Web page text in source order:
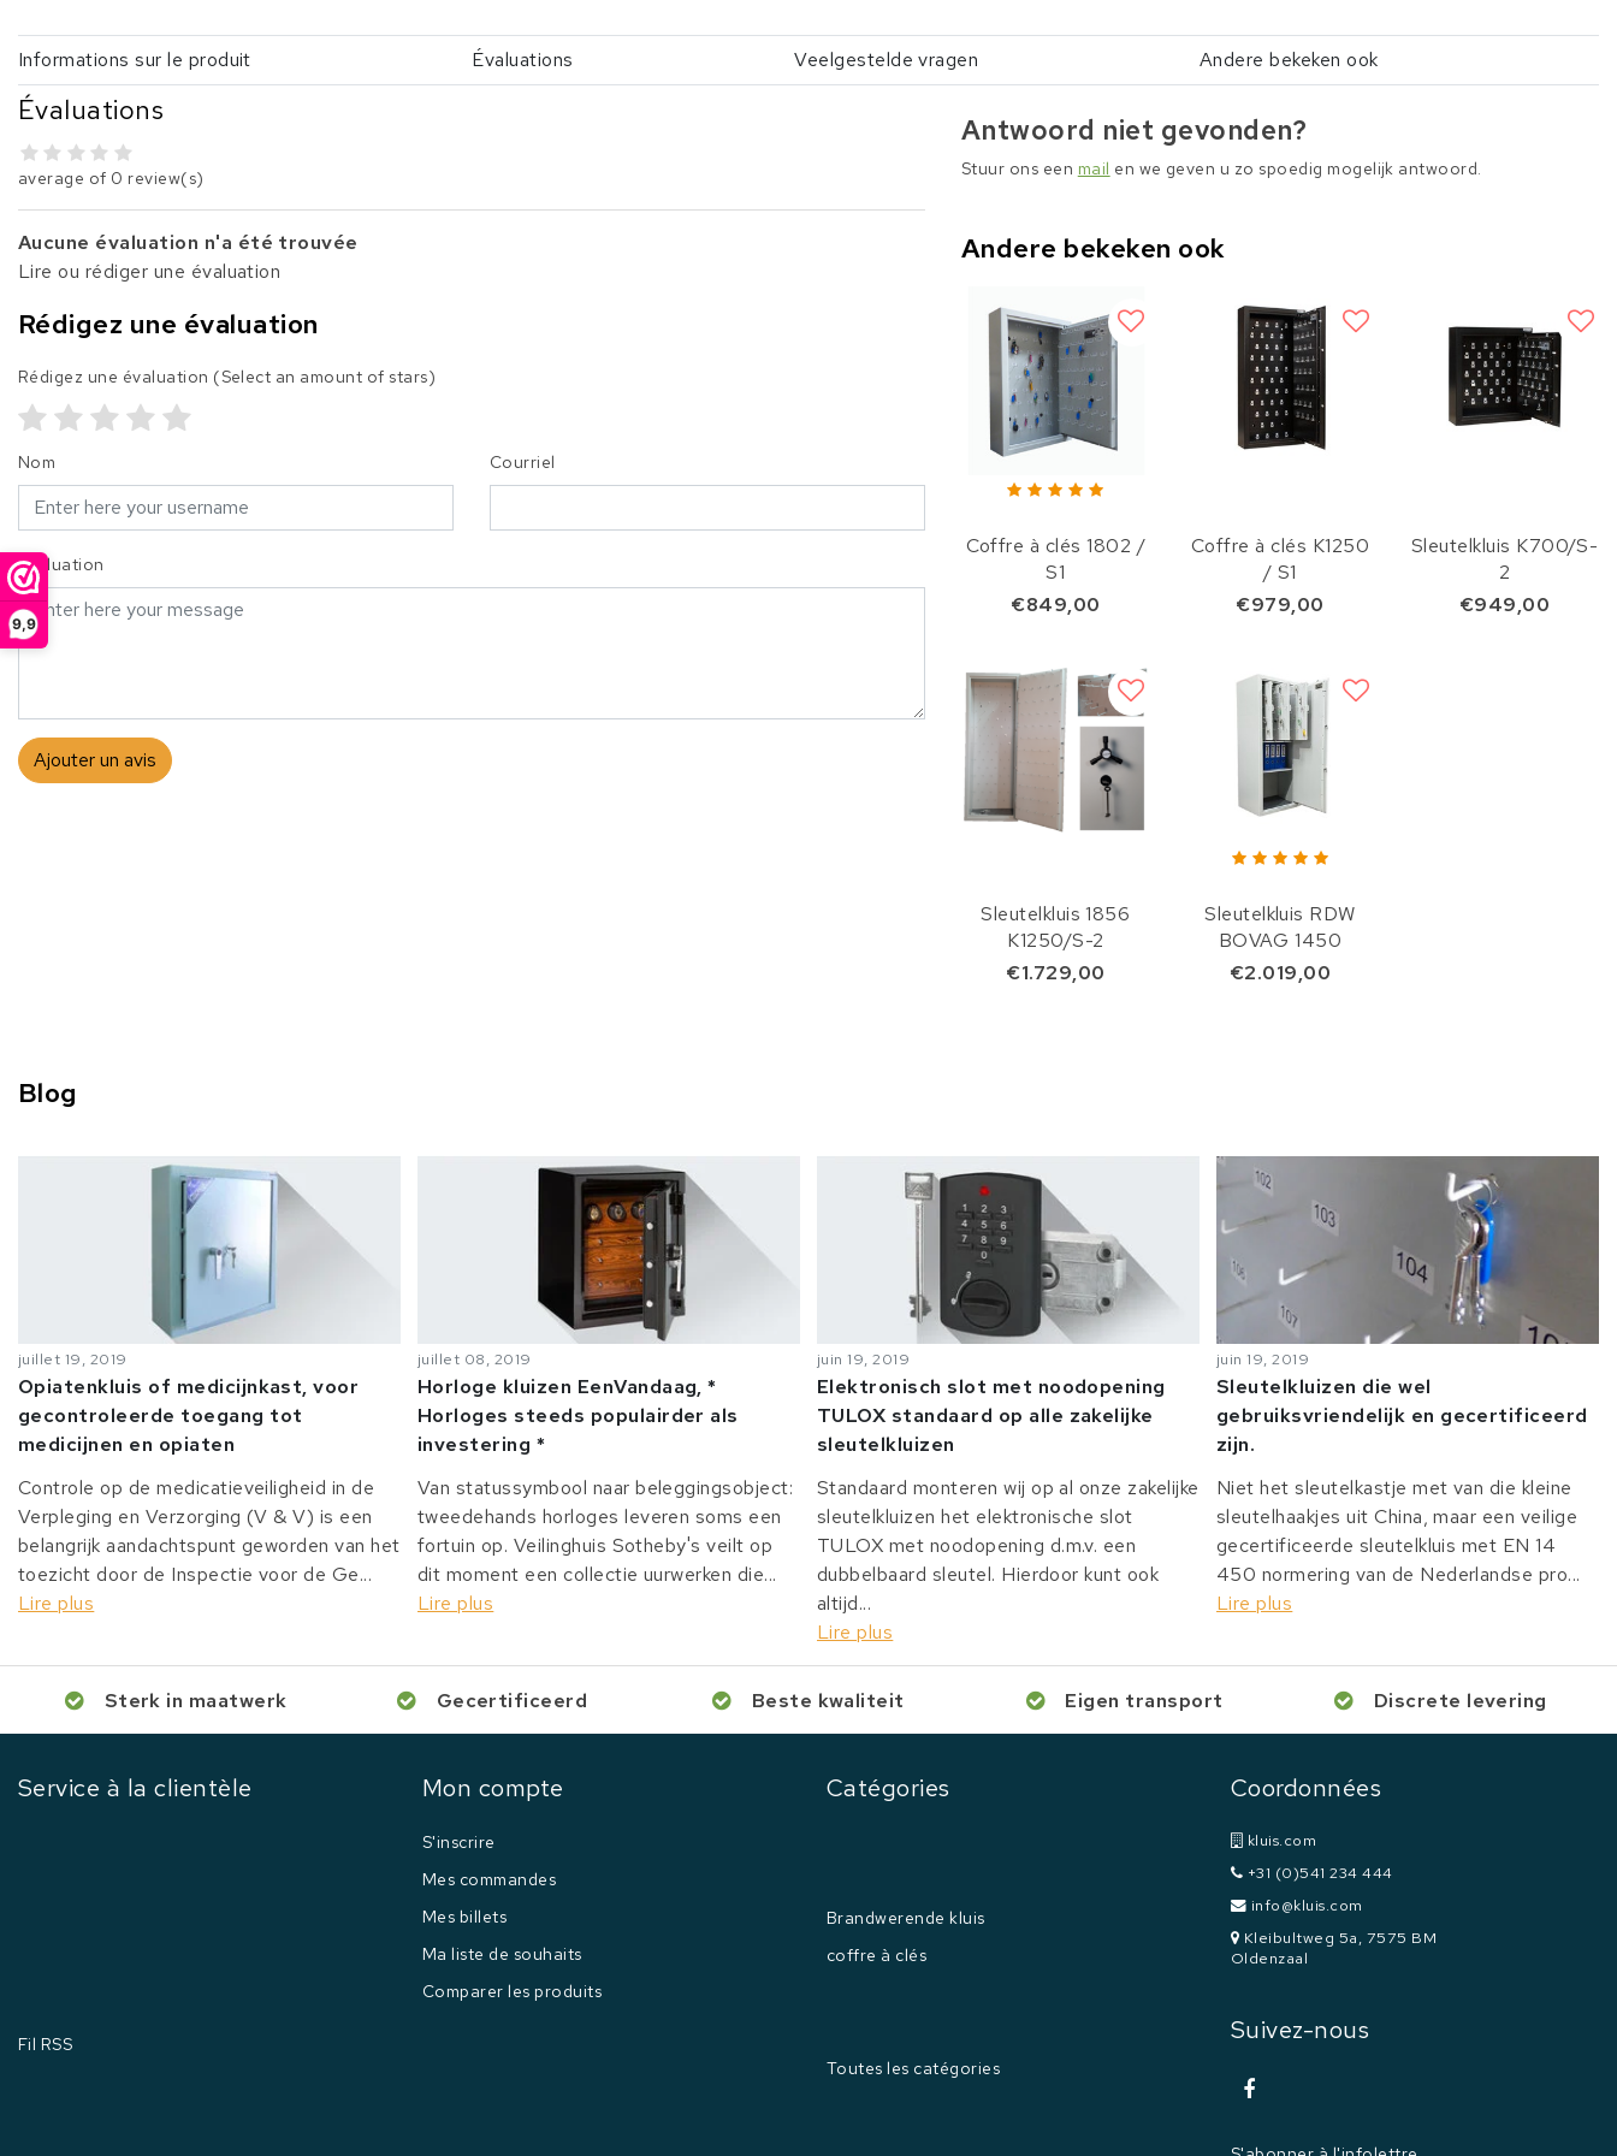
9,9
Informations sur le produit Évaluations Veelgestelde vragen Andere bekeken ook
Évaluations
average of 0 review(s)
Aucune évaluation n'a été trouvée
Lire ou rédiger une évaluation
Rédigez une évaluation
Rédigez une évaluation (Select an amount of stars)
Nom Courriel
Évaluation
Ajouter un avis
Antwoord niet gevonden?
Stuur ons een mail en we geven u zo spoedig mogelijk antwoord.
Andere bekeken ook
Coffre à clés 1802 /
S1
€849,00
Coffre à clés K1250
/ S1
€979,00
Sleutelkluis K700/S-
2
€949,00
Sleutelkluis 1856
K1250/S-2
€1.729,00
Sleutelkluis RDW
BOVAG 1450
€2.019,00
Blog
juillet 19, 2019
Opiatenkluis of medicijnkast, voor
gecontroleerde toegang tot
medicijnen en opiaten
Controle op de medicatieveiligheid in de
Verpleging en Verzorging (V & V) is een
belangrijk aandachtspunt geworden van het
toezicht door de Inspectie voor de Ge...
Lire plus
juillet 08, 2019
Horloge kluizen EenVandaag, *
Horloges steeds populairder als
investering *
Van statussymbool naar beleggingsobject:
tweedehands horloges leveren soms een
fortuin op. Veilinghuis Sotheby's veilt op
dit moment een collectie uurwerken die...
Lire plus
juin 19, 2019
Elektronisch slot met noodopening
TULOX standaard op alle zakelijke
sleutelkluizen
Standaard monteren wij op al onze zakelijke
sleutelkluizen het elektronische slot
TULOX met noodopening d.m.v. een
dubbelbaard sleutel. Hierdoor kunt ook
altijd...
Lire plus
juin 19, 2019
Sleutelkluizen die wel
gebruiksvriendelijk en gecertificeerd
zijn.
Niet het sleutelkastje met van die kleine
sleutelhaakjes uit China, maar een veilige
gecertificeerde sleutelkluis met EN 14
450 normering van de Nederlandse pro...
Lire plus
Sterk in maatwerk Gecertificeerd Beste kwaliteit Eigen transport Discrete levering
Service à la clientèle
Fil RSS
Mon compte
S'inscrire
Mes commandes
Mes billets
Ma liste de souhaits
Comparer les produits
Catégories
Brandwerende kluis
coffre à clés
Toutes les catégories
Coordonnées
kluis.com
+31 (0)541 234 444
info@kluis.com
Kleibultweg 5a, 7575 BM
Oldenzaal
Suivez-nous